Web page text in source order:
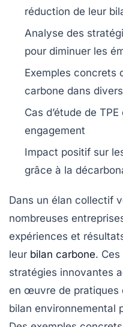
réduction de leur
Analyse des
pour diminuer les
Exemples concrets
carbone dans
Cas d’étude de TPE
engagement
Impact positif sur
grâce à la
Dans un élan collectif
nombreuses
expériences et
leur bilan carbone.
stratégies innovantes
en œuvre de pratiques
bilan environnemental